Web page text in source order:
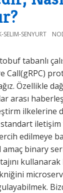
SELIM-SENYURT
tabanlı
Call(gRPC)
Özellikle
arası
ilkelerine
edilmeye
binary
kullanarak